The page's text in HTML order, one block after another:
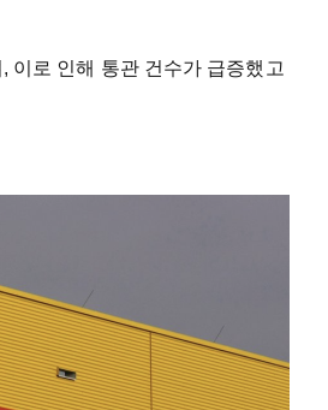
이로 인해 통관 건수가 급증했고